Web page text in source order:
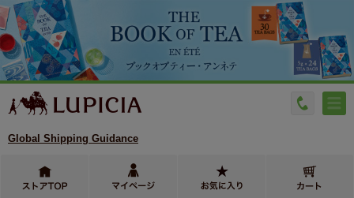
Global Shipping Guidance